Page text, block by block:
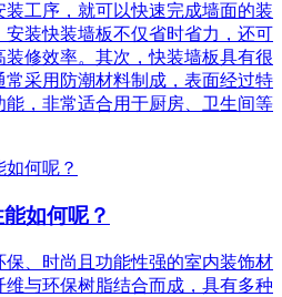
工序，就可以快速完成墙面的装
装快装墙板不仅省时省力，还可
装修效率。其次，快装墙板具有很
采用防潮材料制成，表面经过特
，非常适合用于厨房、卫生间等
如何呢？
、时尚且功能性强的室内装饰材
与环保树脂结合而成，具有多种